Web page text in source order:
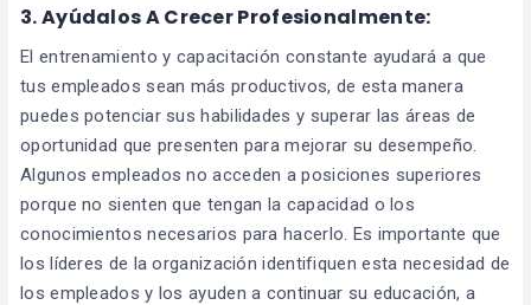
3. Ayúdalos A Crecer Profesionalmente:
El entrenamiento y capacitación constante ayudará a que
tus empleados sean más productivos, de esta manera
puedes potenciar sus habilidades y superar las áreas de
oportunidad que presenten para mejorar su desempeño.
Algunos empleados no acceden a posiciones superiores
porque no sienten que tengan la capacidad o los
conocimientos necesarios para hacerlo. Es importante que
los líderes de la organización identifiquen esta necesidad de
los empleados y los ayuden a continuar su educación, a